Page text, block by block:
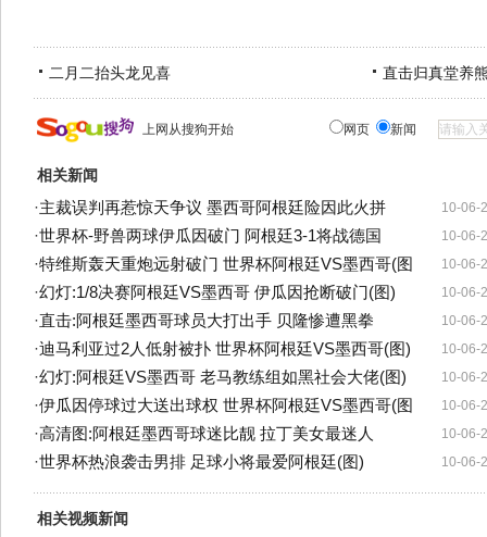
二月二抬头龙见喜 直击归真堂养
上网从搜狗开始 网页 新闻
相关新闻
10-06-
·主裁误判再惹惊天争议 墨西哥阿根廷险因此火拼
10-06-
·世界杯-野兽两球伊瓜因破门 阿根廷3-1将战德国
10-06-
·特维斯轰天重炮远射破门 世界杯阿根廷VS墨西哥(图
10-06-
·幻灯:1/8决赛阿根廷VS墨西哥 伊瓜因抢断破门(图)
10-06-
·直击:阿根廷墨西哥球员大打出手 贝隆惨遭黑拳
10-06-
·迪马利亚过2人低射被扑 世界杯阿根廷VS墨西哥(图)
10-06-
·幻灯:阿根廷VS墨西哥 老马教练组如黑社会大佬(图)
10-06-
·伊瓜因停球过大送出球权 世界杯阿根廷VS墨西哥(图
10-06-
·高清图:阿根廷墨西哥球迷比靓 拉丁美女最迷人
10-06-
·世界杯热浪袭击男排 足球小将最爱阿根廷(图)
相关视频新闻